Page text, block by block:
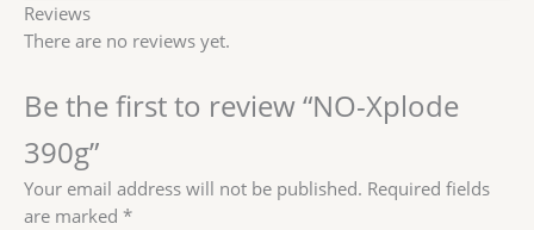
Reviews
There are no reviews yet.
Be the first to review “NO-Xplode
390g”
Your email address will not be published. Required fields
are marked *